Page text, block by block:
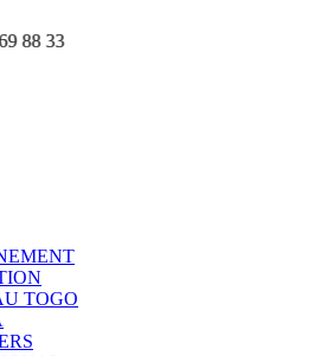
TOGO